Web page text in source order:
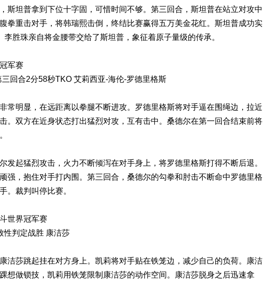
斯坦普拿到下位十字固，可惜时间不够。第三回合，斯坦普在站立对攻中
拳重击对手，将韩瑞熙击倒，终结比赛赢得五万美金花红。斯坦普成功实
李胜珠亲自将金腰带交给了斯坦普，象征着原子量级的传承。
军赛
回合2分58秒TKO 艾莉西亚-海伦-罗德里格斯
常明显，在远距离以拳腿不断进攻。罗德里格斯将对手逼在围绳边，拉近
。双方在近身状态打出猛烈对攻，互有击中。桑德尔在第一回合结束前将
发起猛烈攻击，火力不断倾泻在对手身上，将罗德里格斯打得不断后退。
强，抱住对手打内围。第三回合，桑德尔的勾拳和肘击不断命中罗德里格
。裁判叫停比赛。
世界冠军赛
性判定战胜 康洁莎
洁莎跳起挂在对方身上。凯莉将对手贴在铁笼边，减少自己的负荷。康洁
想做锁技，凯莉用铁笼限制康洁莎的动作空间。康洁莎脱身之后迅速拿